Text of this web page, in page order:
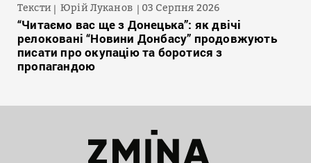
Тексти Юрій Луканов 03 Серпня 2026
“Читаємо вас ще з Донецька”: як двічі
релоковані “Новини Донбасу” продовжують
писати про окупацію та боротися з
пропагандою